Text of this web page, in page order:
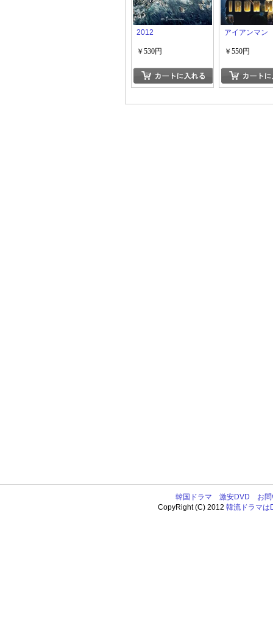
2012
￥530円
アイアンマン
￥550円
韓国ドラマ 激安DVD
お
CopyRight (C) 2012韓流ドラマは